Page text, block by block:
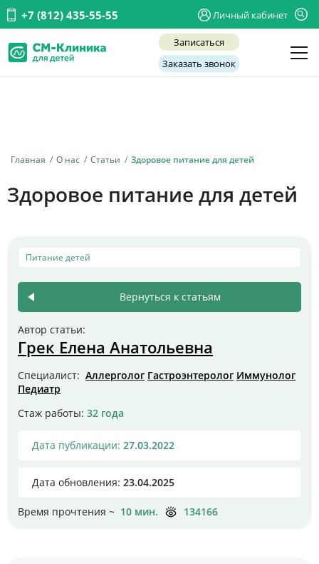
+7 (812) 435-55-55 Личный кабинет
Записаться
Заказать звонок
Главная О нас Статьи Здоровое питание для детей
Здоровое питание для детей
Питание детей
Вернуться к статьям
Автор статьи:
Грек Елена Анатольевна
Специалист: Аллерголог Гастроэнтеролог Иммунолог
Педиатр
Стаж работы: 32 года
Дата публикации: 27.03.2022
Дата обновления: 23.04.2025
Время прочтения ~ 10 мин. 134166
Услуги
Заболевания
Отзывы
Контакты
Личный кабинет
Записаться на приём